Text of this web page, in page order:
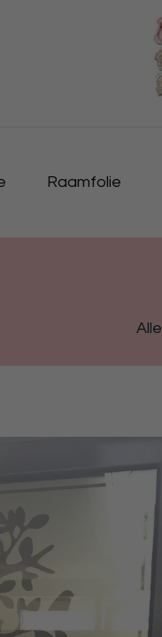
Raamfolie
Alle